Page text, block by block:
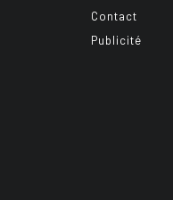
Contact
Publicité